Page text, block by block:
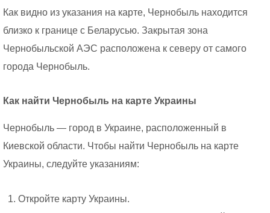
Как видно из указания на карте, Чернобыль находится
близко к границе с Беларусью. Закрытая зона
Чернобыльской АЭС расположена к северу от самого
города Чернобыль.
Как найти Чернобыль на карте Украины
Чернобыль — город в Украине, расположенный в
Киевской области. Чтобы найти Чернобыль на карте
Украины, следуйте указаниям:
Откройте карту Украины.